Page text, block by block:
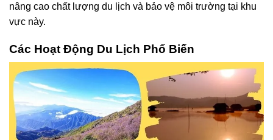
nâng cao chất lượng du lịch và bảo vệ môi trường tại khu
vực này.
Các Hoạt Động Du Lịch Phổ Biến